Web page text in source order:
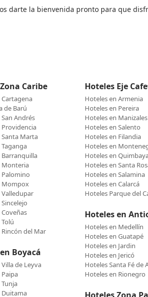
darte la bienvenida pronto para que
Caribe
de Barú
Andrés
Marta
Monteria
Mompox
del Mar
Boyacá
de Leyva
Duitama
Hoteles Eje
Hoteles en Armenia
Hoteles en Pereira
Hoteles en Manizales
Hoteles en Salento
Hoteles en Filandia
Hoteles en
Hoteles en
Hoteles en Santa
Hoteles en Salamina
Hoteles en Calarcá
Hoteles Parque del
Hoteles en
Hoteles en Medellín
Hoteles en Guatapé
Hoteles en Jardin
Hoteles en Jericó
Hoteles Santa Fé de
Hoteles en Rionegro